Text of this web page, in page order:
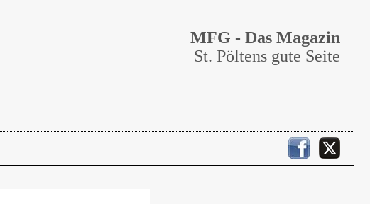
MFG - Das Magazin
St. Pöltens gute Seite